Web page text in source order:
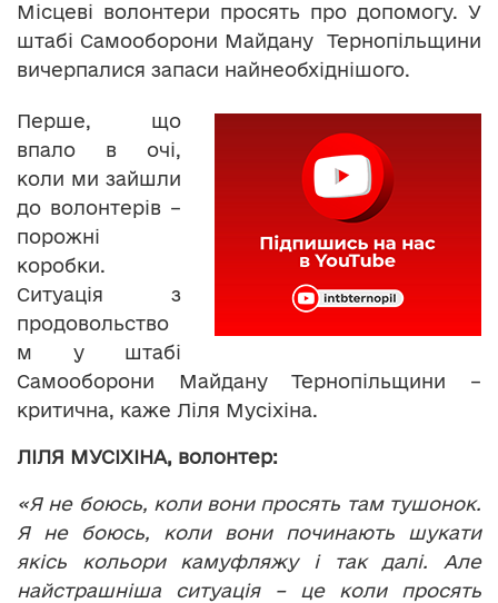
Місцеві волонтери просять про допомогу. У
штабі Самооборони Майдану Тернопільщини
вичерпалися запаси найнеобхіднішого.
Перше, що
впало в очі,
коли ми зайшли
до волонтерів –
порожні
коробки.
Ситуація з
продовольство
м у штабі
Самооборони Майдану Тернопільщини –
критична, каже Ліля Мусіхіна.
ЛІЛЯ МУСІХІНА, волонтер:
«Я не боюсь, коли вони просять там тушонок.
Я не боюсь, коли вони починають шукати
якісь кольори камуфляжу і так далі. Але
найстрашніша ситуація – це коли просять